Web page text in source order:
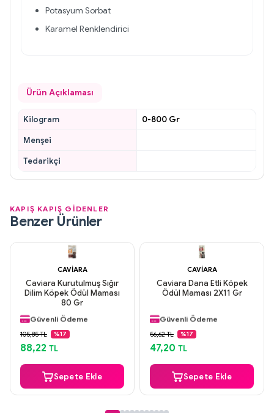
Potasyum Sorbat
Karamel Renklendirici
Ürün Açıklaması
Kilogram
0-800 Gr
Menşei
Tedarikçi
KAPIŞ KAPIŞ GİDENLER
Benzer Ürünler
CAVIARA
Caviara Kurutulmuş Sığır
Dilim Köpek Ödül Maması
80 Gr
Aynı Gün Kargo
Orijinal Ürün
Güvenli Ödeme
Aynı Gün Kargo
105,85 TL %17
88,22 TL
Sepete Ekle
CAVIARA
Caviara Dana Etli Köpek
Ödül Maması 2X11 Gr
Aynı Gün Kargo
Güvenli Ödeme
Aynı Gün Kargo
56,62 TL %17
47,20 TL
Sepete Ekle